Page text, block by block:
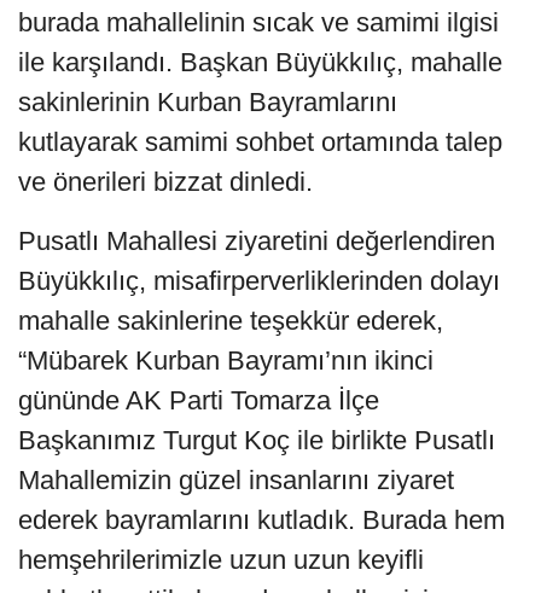
burada mahallelinin sıcak ve samimi ilgisi
ile karşılandı. Başkan Büyükkılıç, mahalle
sakinlerinin Kurban Bayramlarını
kutlayarak samimi sohbet ortamında talep
ve önerileri bizzat dinledi.
Pusatlı Mahallesi ziyaretini değerlendiren
Büyükkılıç, misafirperverliklerinden dolayı
mahalle sakinlerine teşekkür ederek,
“Mübarek Kurban Bayramı’nın ikinci
gününde AK Parti Tomarza İlçe
Başkanımız Turgut Koç ile birlikte Pusatlı
Mahallemizin güzel insanlarını ziyaret
ederek bayramlarını kutladık. Burada hem
hemşehrilerimizle uzun uzun keyifli